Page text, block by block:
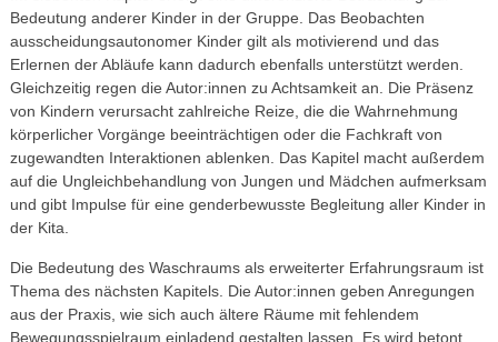
Bedeutung anderer Kinder in der Gruppe. Das Beobachten
ausscheidungsautonomer Kinder gilt als motivierend und das
Erlernen der Abläufe kann dadurch ebenfalls unterstützt werden.
Gleichzeitig regen die Autor:innen zu Achtsamkeit an. Die Präsenz
von Kindern verursacht zahlreiche Reize, die die Wahrnehmung
körperlicher Vorgänge beeinträchtigen oder die Fachkraft von
zugewandten Interaktionen ablenken. Das Kapitel macht außerdem
auf die Ungleichbehandlung von Jungen und Mädchen aufmerksam
und gibt Impulse für eine genderbewusste Begleitung aller Kinder in
der Kita.
Die Bedeutung des Waschraums als erweiterter Erfahrungsraum ist
Thema des nächsten Kapitels. Die Autor:innen geben Anregungen
aus der Praxis, wie sich auch ältere Räume mit fehlendem
Bewegungsspielraum einladend gestalten lassen. Es wird betont,